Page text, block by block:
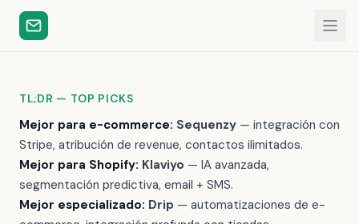
TL;DR — TOP PICKS
Mejor para e-commerce: Sequenzy — integración con
Stripe, atribución de revenue, contactos ilimitados.
Mejor para Shopify: Klaviyo — IA avanzada,
segmentación predictiva, email + SMS.
Mejor especializado: Drip — automatizaciones de e-